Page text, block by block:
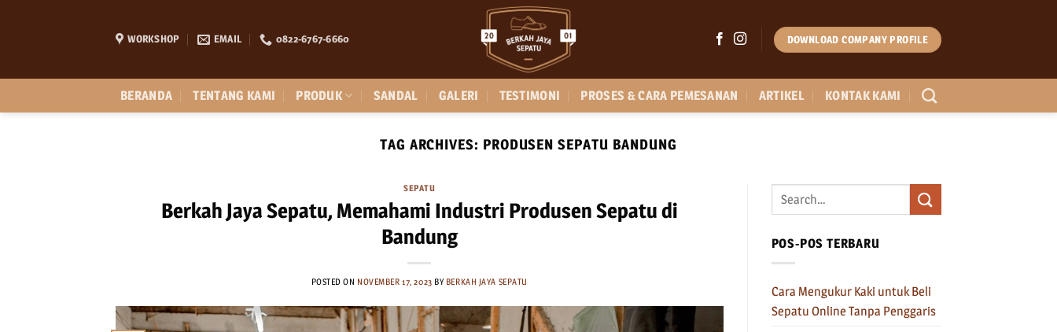
WORKSHOP EMAIL 0822-6767-6660 DOWNLOAD COMPANY PROFILE
BERANDA TENTANG KAMI PRODUK SANDAL GALERI TESTIMONI PROSES & CARA PEMESANAN ARTIKEL KONTAK KAMI
TAG ARCHIVES: PRODUSEN SEPATU BANDUNG
SEPATU
Berkah Jaya Sepatu, Memahami Industri Produsen Sepatu di
Bandung
POSTED ON NOVEMBER 17, 2023 BY BERKAH JAYA SEPATU
POS-POS TERBARU
Cara Mengukur Kaki untuk Beli
Sepatu Online Tanpa Penggaris